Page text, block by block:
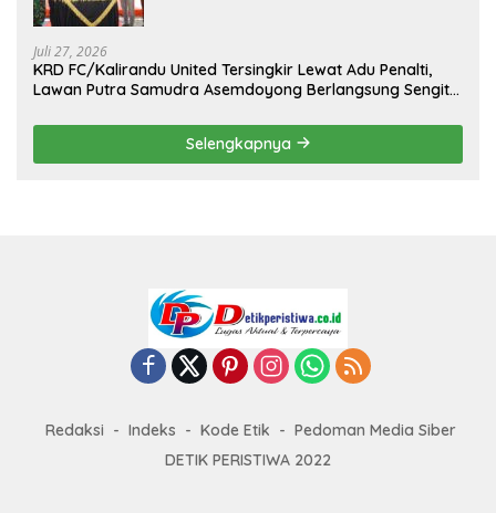
Juli 27, 2026
KRD FC/Kalirandu United Tersingkir Lewat Adu Penalti,
Lawan Putra Samudra Asemdoyong Berlangsung Sengit
Selengkapnya
Redaksi Indeks Kode Etik
Pedoman Media Siber
DETIK PERISTIWA 2022